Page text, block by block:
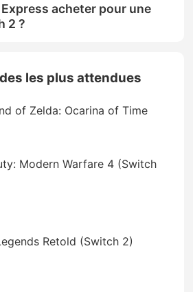
acheter pour une
2 ?
les plus attendues
of Zelda: Ocarina of Time
Modern Warfare 4 (Switch
Retold (Switch 2)